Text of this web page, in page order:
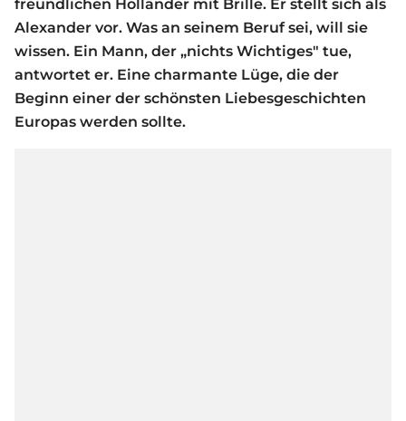
freundlichen Holländer mit Brille. Er stellt sich als
Alexander vor. Was an seinem Beruf sei, will sie
wissen. Ein Mann, der „nichts Wichtiges" tue,
antwortet er. Eine charmante Lüge, die der
Beginn einer der schönsten Liebesgeschichten
Europas werden sollte.